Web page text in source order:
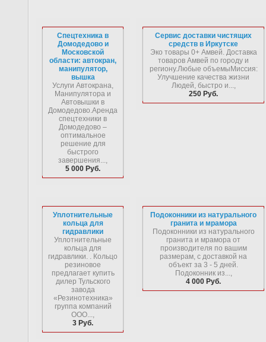
Спецтехника в
Домодедово и
Московской
области: автокран,
манипулятор,
вышка
Услуги Автокрана,
Манипулятора и
Автовышки в
Домодедово.Аренда
спецтехники в
Домодедово –
оптимальное
решение для
быстрого
завершения...,
5 000 Руб.
Сервис доставки чистящих
средств в Иркутске
Эко товары 0+ Амвей. Доставка
товаров Амвей по городу и
региону.Любые объемыМиссия:
Улучшение качества жизни
Людей, быстро и...,
250 Руб.
Уплотнительные
кольца для
гидравлики
Уплотнительные
кольца для
гидравлики. . Кольцо
резиновое
предлагает купить
дилер Тульского
завода
«Резинотехника»
группа компаний
ООО...,
3 Руб.
Подоконники из натурального
гранита и мрамора
Подоконники из натурального
гранита и мрамора от
производителя по вашим
размерам, с доставкой на
объект за 3 - 5 дней.
Подоконник из...,
4 000 Руб.